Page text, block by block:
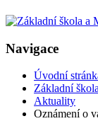
Navigace
Úvodní
Základní škola
Aktuality
Oznámení o